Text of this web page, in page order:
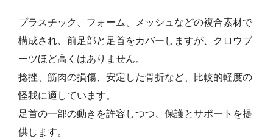
プラスチック、フォーム、メッシュなどの複合素材で
構成され、前足部と足首をカバーしますが、クロウブ
ーツほど高くはありません。
捻挫、筋肉の損傷、安定した骨折など、比較的軽度の
怪我に適しています。
足首の一部の動きを許容しつつ、保護とサポートを提
供します。